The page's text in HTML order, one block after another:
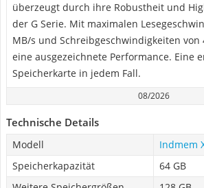
überzeugt durch ihre Robustheit und
der G Serie. Mit maximalen
MB/s und Schreibgeschwindigkeiten von
eine ausgezeichnete Performance. Eine
Speicherkarte in jedem Fall.
08/2026
Technische Details
Modell
Indmem
Speicherkapazität
64 GB